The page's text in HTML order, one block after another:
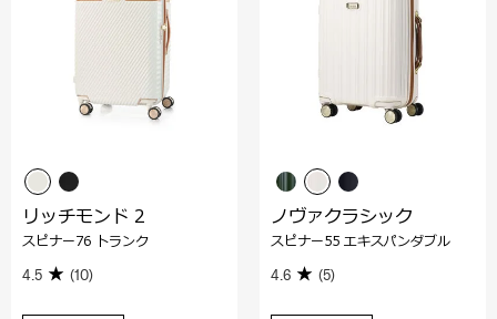
リッチモンド 2
スピナー76 トランク
4.5 (10)
ノヴァクラシック
スピナー55 エキスパンダブル
4.6 (5)